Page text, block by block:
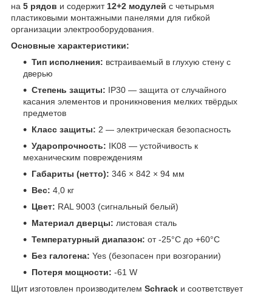
на 5 рядов и содержит 12+2 модулей с четырьмя
пластиковыми монтажными панелями для гибкой
организации электрооборудования.
Основные характеристики:
Тип исполнения: встраиваемый в глухую стену с
дверью
Степень защиты: IP30 — защита от случайного
касания элементов и проникновения мелких твёрдых
предметов
Класс защиты: 2 — электрическая безопасность
Ударопрочность: IK08 — устойчивость к
механическим повреждениям
Габариты (нетто): 346 × 842 × 94 мм
Вес: 4,0 кг
Цвет: RAL 9003 (сигнальный белый)
Материал дверцы: листовая сталь
Температурный диапазон: от -25°C до +60°C
Без галогена: Yes (безопасен при возгорании)
Потеря мощности: -61 W
Щит изготовлен производителем Schrack и соответствует